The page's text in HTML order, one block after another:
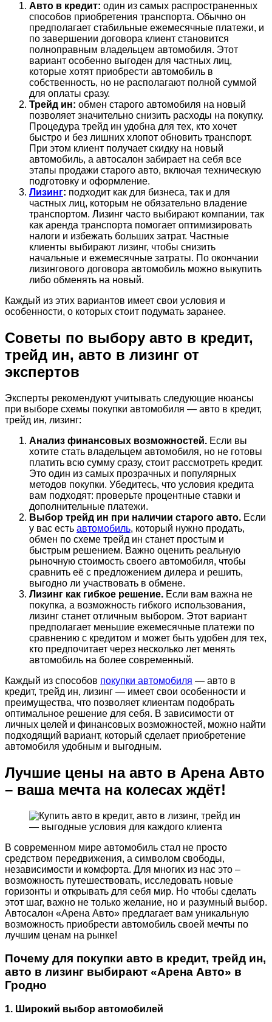
Авто в кредит: один из самых распространенных
способов приобретения транспорта. Обычно он
предполагает стабильные ежемесячные платежи, и
по завершении договора клиент становится
полноправным владельцем автомобиля. Этот
вариант особенно выгоден для частных лиц,
которые хотят приобрести автомобиль в
собственность, но не располагают полной суммой
для оплаты сразу.
Трейд ин: обмен старого автомобиля на новый
позволяет значительно снизить расходы на покупку.
Процедура трейд ин удобна для тех, кто хочет
быстро и без лишних хлопот обновить транспорт.
При этом клиент получает скидку на новый
автомобиль, а автосалон забирает на себя все
этапы продажи старого авто, включая техническую
подготовку и оформление.
Лизинг: подходит как для бизнеса, так и для
частных лиц, которым не обязательно владение
транспортом. Лизинг часто выбирают компании, так
как аренда транспорта помогает оптимизировать
налоги и избежать больших затрат. Частные
клиенты выбирают лизинг, чтобы снизить
начальные и ежемесячные затраты. По окончании
лизингового договора автомобиль можно выкупить
либо обменять на новый.
Каждый из этих вариантов имеет свои условия и
особенности, о которых стоит подумать заранее.
Советы по выбору авто в кредит,
трейд ин, авто в лизинг от
экспертов
Эксперты рекомендуют учитывать следующие нюансы
при выборе схемы покупки автомобиля — авто в кредит,
трейд ин, лизинг:
Анализ финансовых возможностей. Если вы
хотите стать владельцем автомобиля, но не готовы
платить всю сумму сразу, стоит рассмотреть кредит.
Это один из самых прозрачных и популярных
методов покупки. Убедитесь, что условия кредита
вам подходят: проверьте процентные ставки и
дополнительные платежи.
Выбор трейд ин при наличии старого авто. Если
у вас есть автомобиль, который нужно продать,
обмен по схеме трейд ин станет простым и
быстрым решением. Важно оценить реальную
рыночную стоимость своего автомобиля, чтобы
сравнить её с предложением дилера и решить,
выгодно ли участвовать в обмене.
Лизинг как гибкое решение. Если вам важна не
покупка, а возможность гибкого использования,
лизинг станет отличным выбором. Этот вариант
предполагает меньшие ежемесячные платежи по
сравнению с кредитом и может быть удобен для тех,
кто предпочитает через несколько лет менять
автомобиль на более современный.
Каждый из способов покупки автомобиля — авто в
кредит, трейд ин, лизинг — имеет свои особенности и
преимущества, что позволяет клиентам подобрать
оптимальное решение для себя. В зависимости от
личных целей и финансовых возможностей, можно найти
подходящий вариант, который сделает приобретение
автомобиля удобным и выгодным.
Лучшие цены на авто в Арена Авто
– ваша мечта на колесах ждёт!
В современном мире автомобиль стал не просто
средством передвижения, а символом свободы,
независимости и комфорта. Для многих из нас это –
возможность путешествовать, исследовать новые
горизонты и открывать для себя мир. Но чтобы сделать
этот шаг, важно не только желание, но и разумный выбор.
Автосалон «Арена Авто» предлагает вам уникальную
возможность приобрести автомобиль своей мечты по
лучшим ценам на рынке!
Почему для покупки авто в кредит, трейд ин,
авто в лизинг выбирают «Арена Авто» в
Гродно
1. Широкий выбор автомобилей